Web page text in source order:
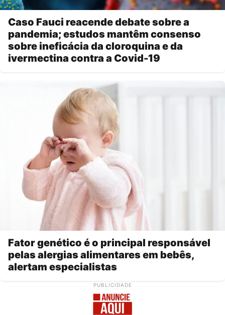
Caso Fauci reacende debate sobre a
pandemia; estudos mantêm consenso
sobre ineficácia da cloroquina e da
ivermectina contra a Covid-19
Fator genético é o principal responsável
pelas alergias alimentares em bebês,
alertam especialistas
PUBLICIDADE